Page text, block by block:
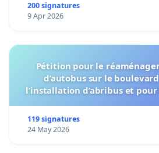
200 signatures
9 Apr 2026
Pétition pour le
d’autobus sur le
l’installation d’abribus et
119 signatures
24 May 2026